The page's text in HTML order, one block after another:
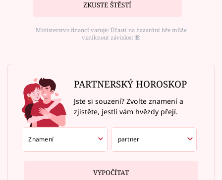
ZKUSTE ŠTĚSTÍ
Ministerstvo financí varuje: Účastí na hazardní hře může
vzniknout závislost ⑱
PARTNERSKÝ HOROSKOP
Jste si souzení? Zvolte znamení a
zjistěte, jestli vám hvězdy přejí.
VYPOČÍTAT